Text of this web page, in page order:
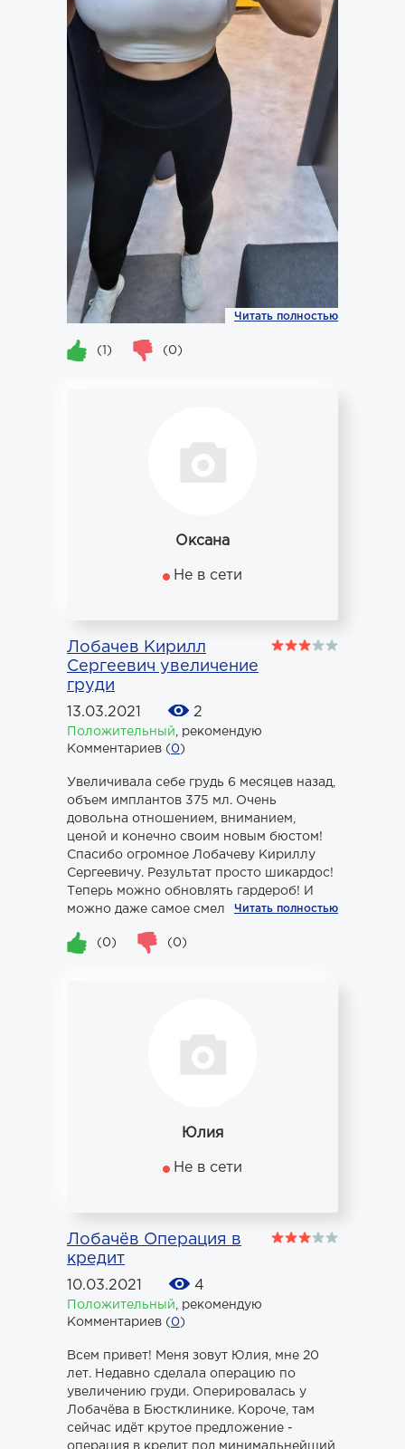
Читать полностью
(1) (0)
Оксана
Не в сети
Лобачев Кирилл
Сергеевич увеличение
груди
13.03.2021 2
Положительный
рекомендую
Комментариев (0)
Увеличивала себе грудь 6 месяцев назад,
объем имплантов 375 мл. Очень
довольна отношением, вниманием,
ценой и конечно своим новым бюстом!
Спасибо огромное Лобачеву Кириллу
Сергеевичу. Результат просто шикардос!
Теперь можно обновлять гардероб! И
можно даже самое смелое платье одеть).
Читать полностью
(0) (0)
Юлия
Не в сети
Лобачёв Операция в
кредит
10.03.2021 4
Положительный
рекомендую
Комментариев (0)
Всем привет! Меня зовут Юлия, мне 20
лет. Недавно сделала операцию по
увеличению груди. Оперировалась у
Лобачёва в Бюстклинике. Короче, там
сейчас идёт крутое предложение -
операция в кредит под минимальнейший